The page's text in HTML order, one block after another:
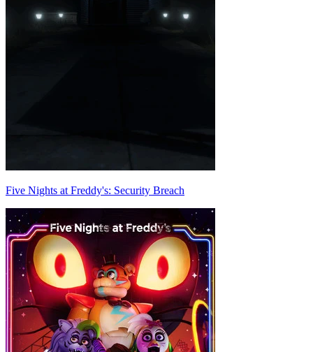
Five Nights at Freddy's: Security Breach